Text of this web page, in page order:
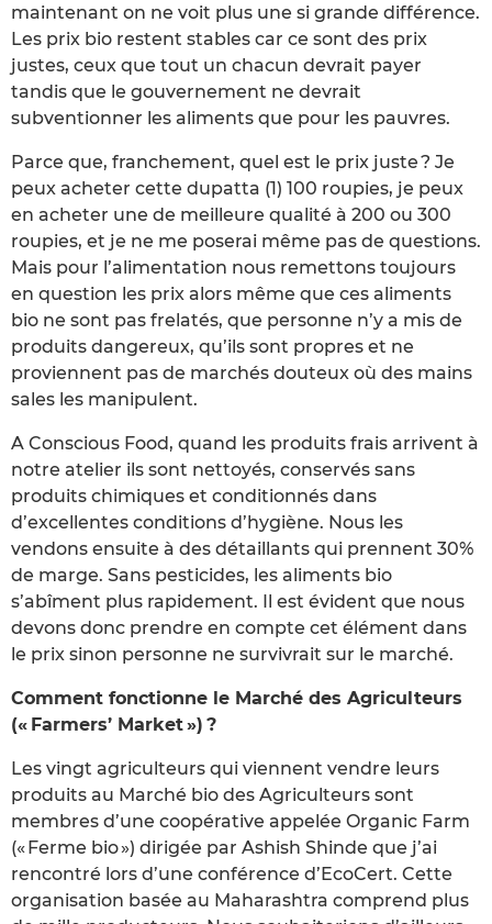
maintenant on ne voit plus une si grande différence.
Les prix bio restent stables car ce sont des prix
justes, ceux que tout un chacun devrait payer
tandis que le gouvernement ne devrait
subventionner les aliments que pour les pauvres.
Parce que, franchement, quel est le prix juste ? Je
peux acheter cette dupatta (1) 100 roupies, je peux
en acheter une de meilleure qualité à 200 ou 300
roupies, et je ne me poserai même pas de questions.
Mais pour l’alimentation nous remettons toujours
en question les prix alors même que ces aliments
bio ne sont pas frelatés, que personne n’y a mis de
produits dangereux, qu’ils sont propres et ne
proviennent pas de marchés douteux où des mains
sales les manipulent.
A Conscious Food, quand les produits frais arrivent à
notre atelier ils sont nettoyés, conservés sans
produits chimiques et conditionnés dans
d’excellentes conditions d’hygiène. Nous les
vendons ensuite à des détaillants qui prennent 30%
de marge. Sans pesticides, les aliments bio
s’abîment plus rapidement. Il est évident que nous
devons donc prendre en compte cet élément dans
le prix sinon personne ne survivrait sur le marché.
Comment fonctionne le Marché des Agriculteurs
(« Farmers’ Market ») ?
Les vingt agriculteurs qui viennent vendre leurs
produits au Marché bio des Agriculteurs sont
membres d’une coopérative appelée Organic Farm
(« Ferme bio ») dirigée par Ashish Shinde que j’ai
rencontré lors d’une conférence d’EcoCert. Cette
organisation basée au Maharashtra comprend plus